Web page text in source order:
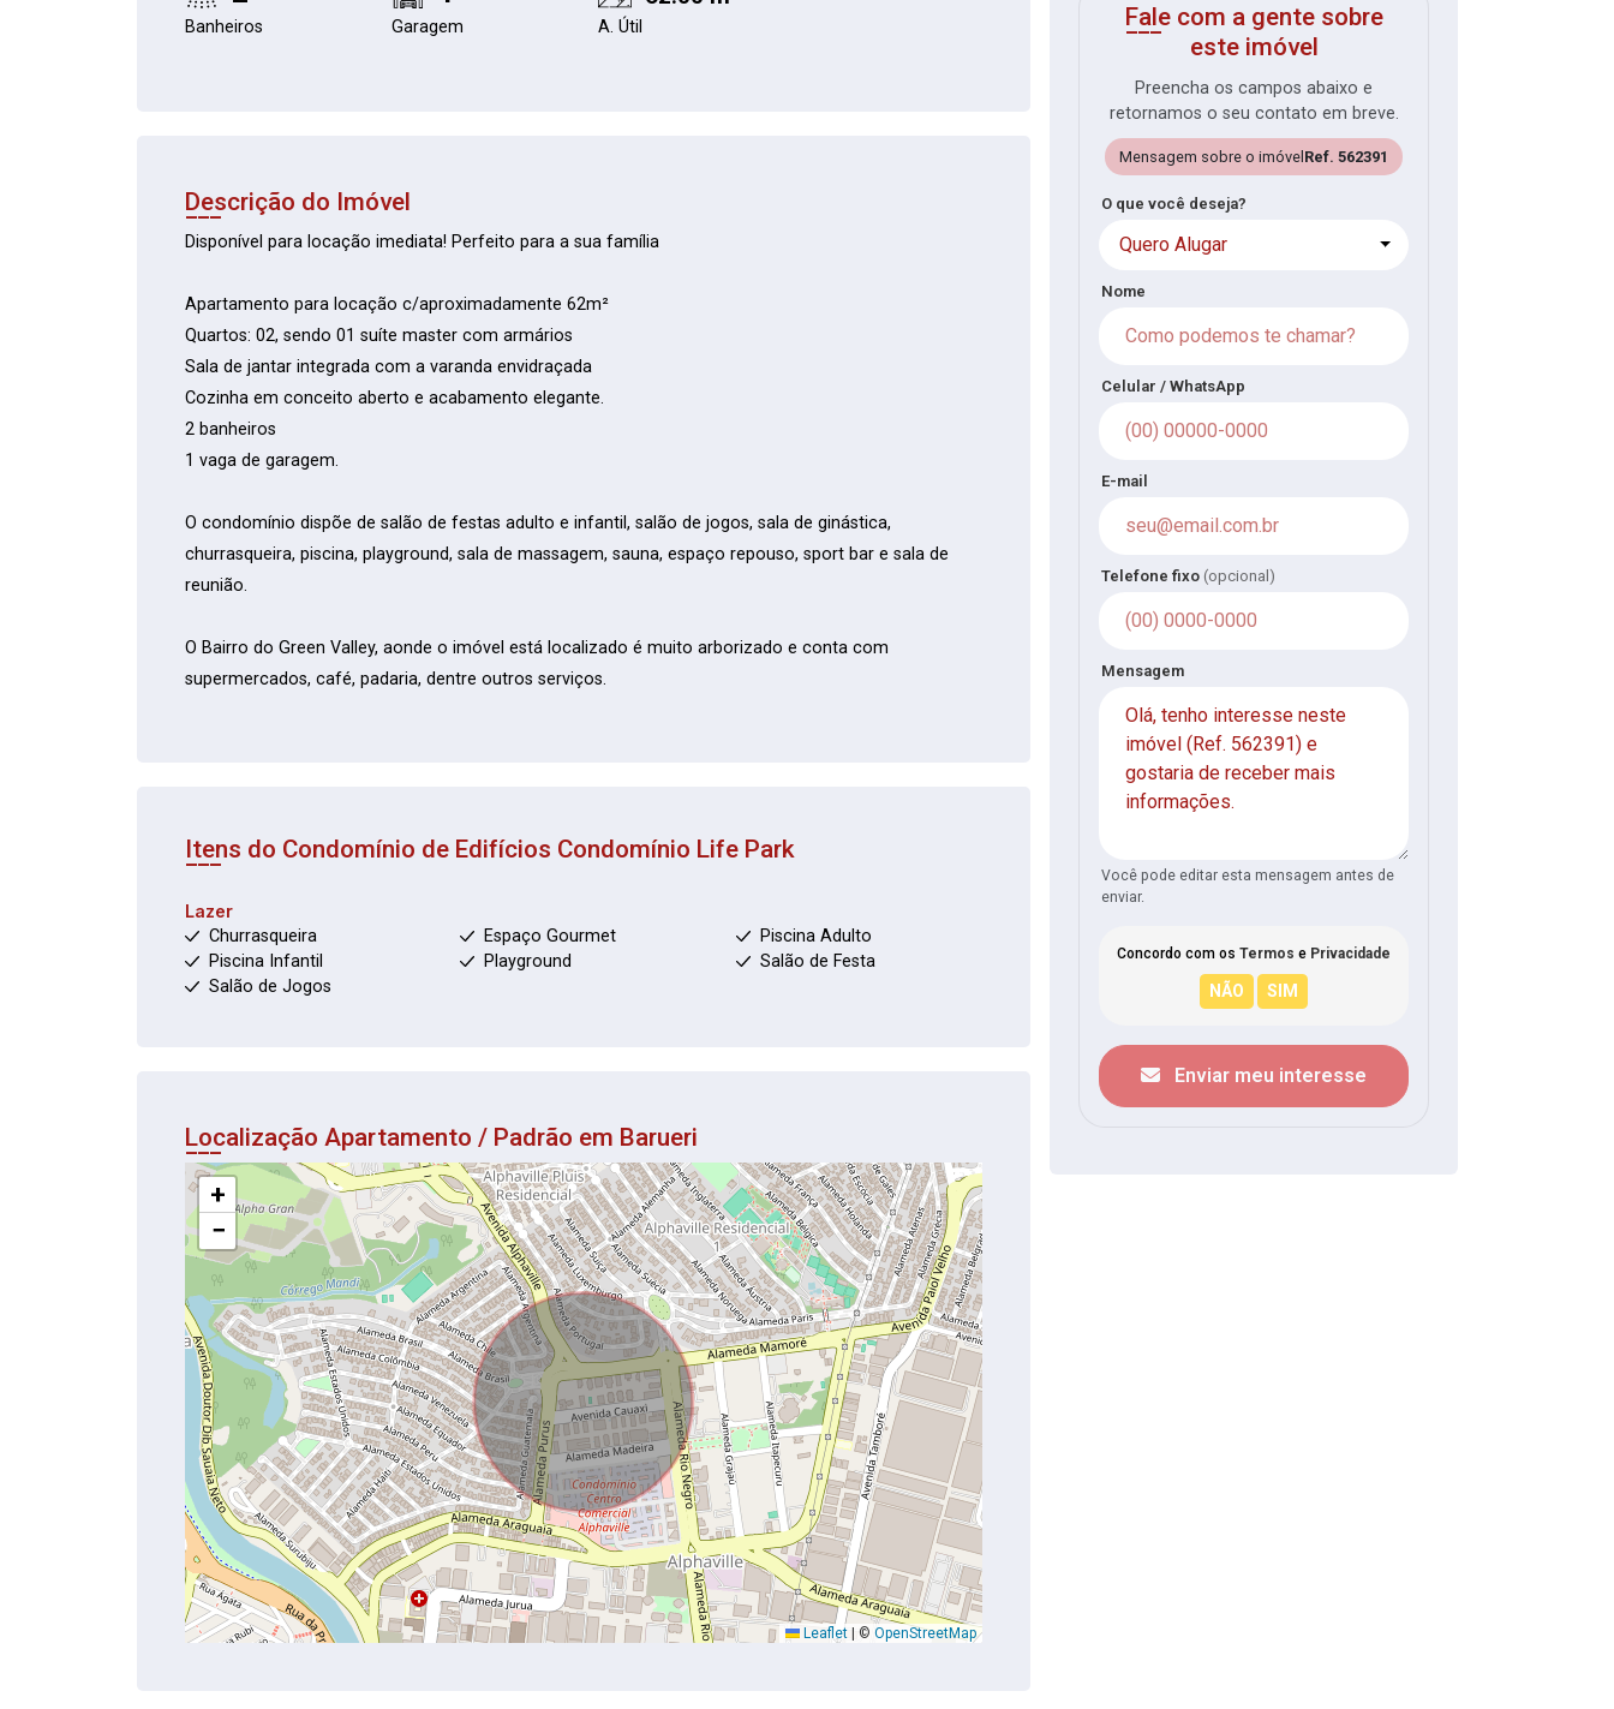
Banheiros Garagem A. Útil
Descrição do Imóvel
Disponível para locação imediata! Perfeito para a sua família
Apartamento para locação c/aproximadamente 62m²
Quartos: 02, sendo 01 suíte master com armários
Sala de jantar integrada com a varanda envidraçada
Cozinha em conceito aberto e acabamento elegante.
2 banheiros
1 vaga de garagem.
O condomínio dispõe de salão de festas adulto e infantil, salão de jogos, sala de ginástica,
churrasqueira, piscina, playground, sala de massagem, sauna, espaço repouso, sport bar e sala de
reunião.
O Bairro do Green Valley, aonde o imóvel está localizado é muito arborizado e conta com
supermercados, café, padaria, dentre outros serviços.
Itens do Condomínio de Edifícios Condomínio Life Park
Lazer
Churrasqueira
Espaço Gourmet
Piscina Adulto
Piscina Infantil
Playground
Salão de Festa
Salão de Jogos
Localização Apartamento / Padrão em Barueri
+
−
Leaflet © OpenStreetMap
Fale com a gente sobre
este imóvel
Preencha os campos abaixo e
retornamos o seu contato em breve.
Mensagem sobre o imóvel Ref. 562391
O que você deseja?
Quero Alugar
Nome
Celular / WhatsApp
E-mail
Telefone fixo (opcional)
Mensagem
Você pode editar esta mensagem antes de
enviar.
Concordo com os Termos e Privacidade
Enviar meu interesse